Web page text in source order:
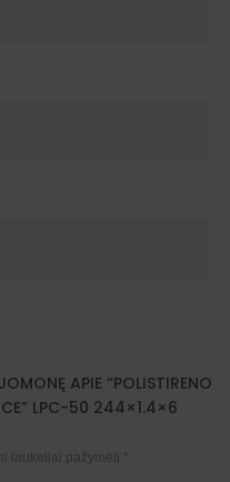
APIE “POLISTIRENO
LPC-50 244×1.4×6
laukeliai pažymėti